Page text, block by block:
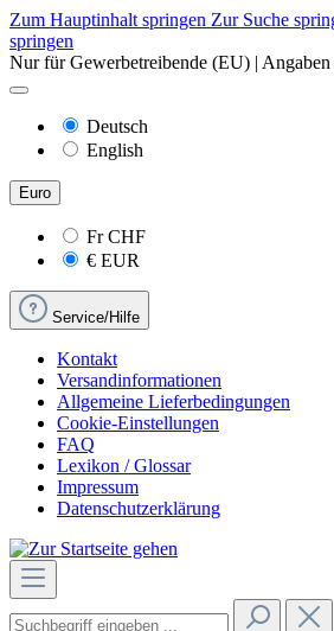
Zum Hauptinhalt springen Zur Suche
springen
Nur für Gewerbetreibende (EU) |
Deutsch
English
Euro
FrCHF
€ EUR
Service/Hilfe
Kontakt
Versandinformationen
Allgemeine Lieferbedingungen
Cookie-Einstellungen
FAQ
Lexikon / Glossar
Impressum
Datenschutzerklärung